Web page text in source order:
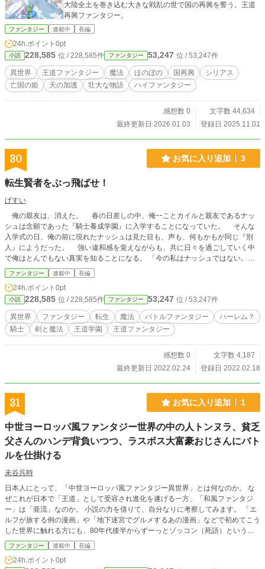
大陸全土を巻き込む大きな戦乱の世で国の再興を誓う。王道
再興ファンタジー。
ファンタジー 連載中 長編
24h.ポイント 0pt
小説 228,585 位 / 228,585件 ファンタジー 53,247 位 / 53,247件
異世界 王道ファンタジー 魔法 ほのぼの 国再興
シリアス
亡国の姫
天の加護 壮大な物語 ハイファンタジー
感想数 0
文字数 44,634
最終更新日 2026.01.03
登録日 2025.11.01
30 お気に入り追加 3
転生賢者をぶっ飛ばせ！
げすい
俺の親友は、消えた。 春の日差しの中、俺ｰｰことカイルと親友であるナッ
シュは念願であった『騎士養成学園』に入学することになっていた。 そんな
入学式の日、俺の前に現れたナッシュは見た目も、声も、何もかもが同じ『別
人』にようだった。 強い違和感を覚えながらも、共に日々を過ごしていく中
で俺はとんでもない真実を知ることになる。 「今の私はナッシュではない。こ
の体を依代に過去から転生を果たしたのだ。名をフェデルという」 ナッシュ
の体を乗っ取ったのは、まさかの千年前から転生してきた伝説の大賢者ｰｰフェデ
ルだった。 今の魔法体系を確立した彼は、そのとんでもない実力を持って学
園の地位を駆け上がっていく。 「この転生した体で、私はさらに魔法を極めｰｰ
極点へ至る。それだけが、私の目的だ」 その真実や目的を知り、俺は決意す
る。 「俺の親友の体、返してもらうぞ！」 これは、強大な力に抗う、ちっぽ
けな俺の叛逆の物語ｰｰカウンターストーリーｰｰ
ファンタジー 連載中 長編
24h.ポイント 0pt
小説 228,585 位 / 228,585件 ファンタジー 53,247 位 / 53,247件
異世界 ファンタジー 転生 魔法 バトルファンタジー
ハーレム？
騎士
剣と魔法 王道学園 王道ファンタジー
感想数 0
文字数 4,187
最終更新日 2022.02.24
登録日 2022.02.18
31 お気に入り追加 1
中世ヨーロッパ風ファンタジー世界の中の人トンヌラ、貧乏
父さんのハンデ背負いつつ、ラスボス大富豪おじさんにバト
ルを仕掛ける
未谷呉時
日本人にとって、「中世ヨーロッパ風ファンタジー異世界」とは何なのか。 な
ぜこれが日本で「王道」として受容され進化を遂げる一方、「和風ファンタジ
ー」は「亜流」なのか。 小説の力を借りて、自分なりに考察してみます。 「エ
ルフが旅する例の漫画」や「地下迷宮でグルメするあの漫画」などで初めてこう
した世界に触れる方にも、80年代後半からずーっとゾッコン（死語）という方
にも、届くよう願いつつ。 （主要参考文献） エスカンド・ジェシ「異世界もの
におけるゲーム的世界の考察」 神月摩由璃『SF&ファンタジーガイド 摩由璃
の本棚』 大塚英志ほか編『『ロードス島戦記』とその時代』 多摩豊『次世代RP
ファンタジー 連載中 長編
24h.ポイント 0pt